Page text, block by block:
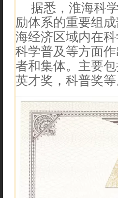
据悉，淮海科
励体系的重要组
海经济区域内在科
科学普及等方面
者和集体。主要
英才奖，科普奖等